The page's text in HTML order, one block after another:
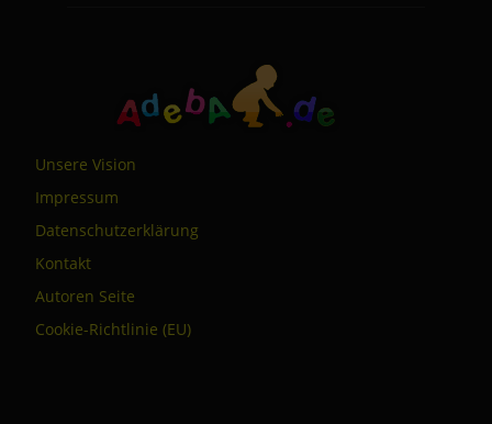
Unsere Vision
Impressum
Datenschutzerklärung
Kontakt
Autoren Seite
Cookie-Richtlinie (EU)